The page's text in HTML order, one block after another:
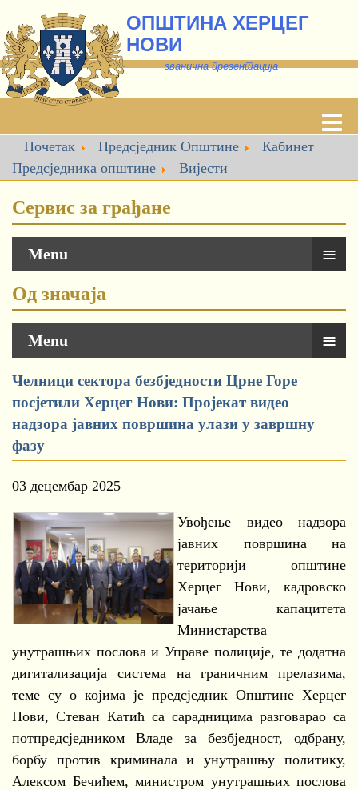
ОПШТИНА ХЕРЦЕГ
НОВИ
званична презентација
Почетак Предсједник Општине
Кабинет
Предсједника oпштине
Вијести
Сервис за грађане
Menu ≡
Од значаја
Menu ≡
Челници сектора безбједности Црне Горе
посјетили Херцег Нови: Пројекат видео
надзора јавних површина улази у завршну
фазу
03 децембар 2025
Увођење видео надзора
јавних површина на
територији општине
Херцег Нови, кадровско
јачање капацитета
Министарства
унутрашњих послова и Управе полиције, те додатна
дигитализација система на граничним прелазима,
теме су о којима је предсједник Општине Херцег
Нови, Стеван Катић са сарадницима разговарао са
потпредсједником Владе за безбједност, одбрану,
борбу против криминала и унутрашњу политику,
Алексом Бечићем, министром унутрашњих послова